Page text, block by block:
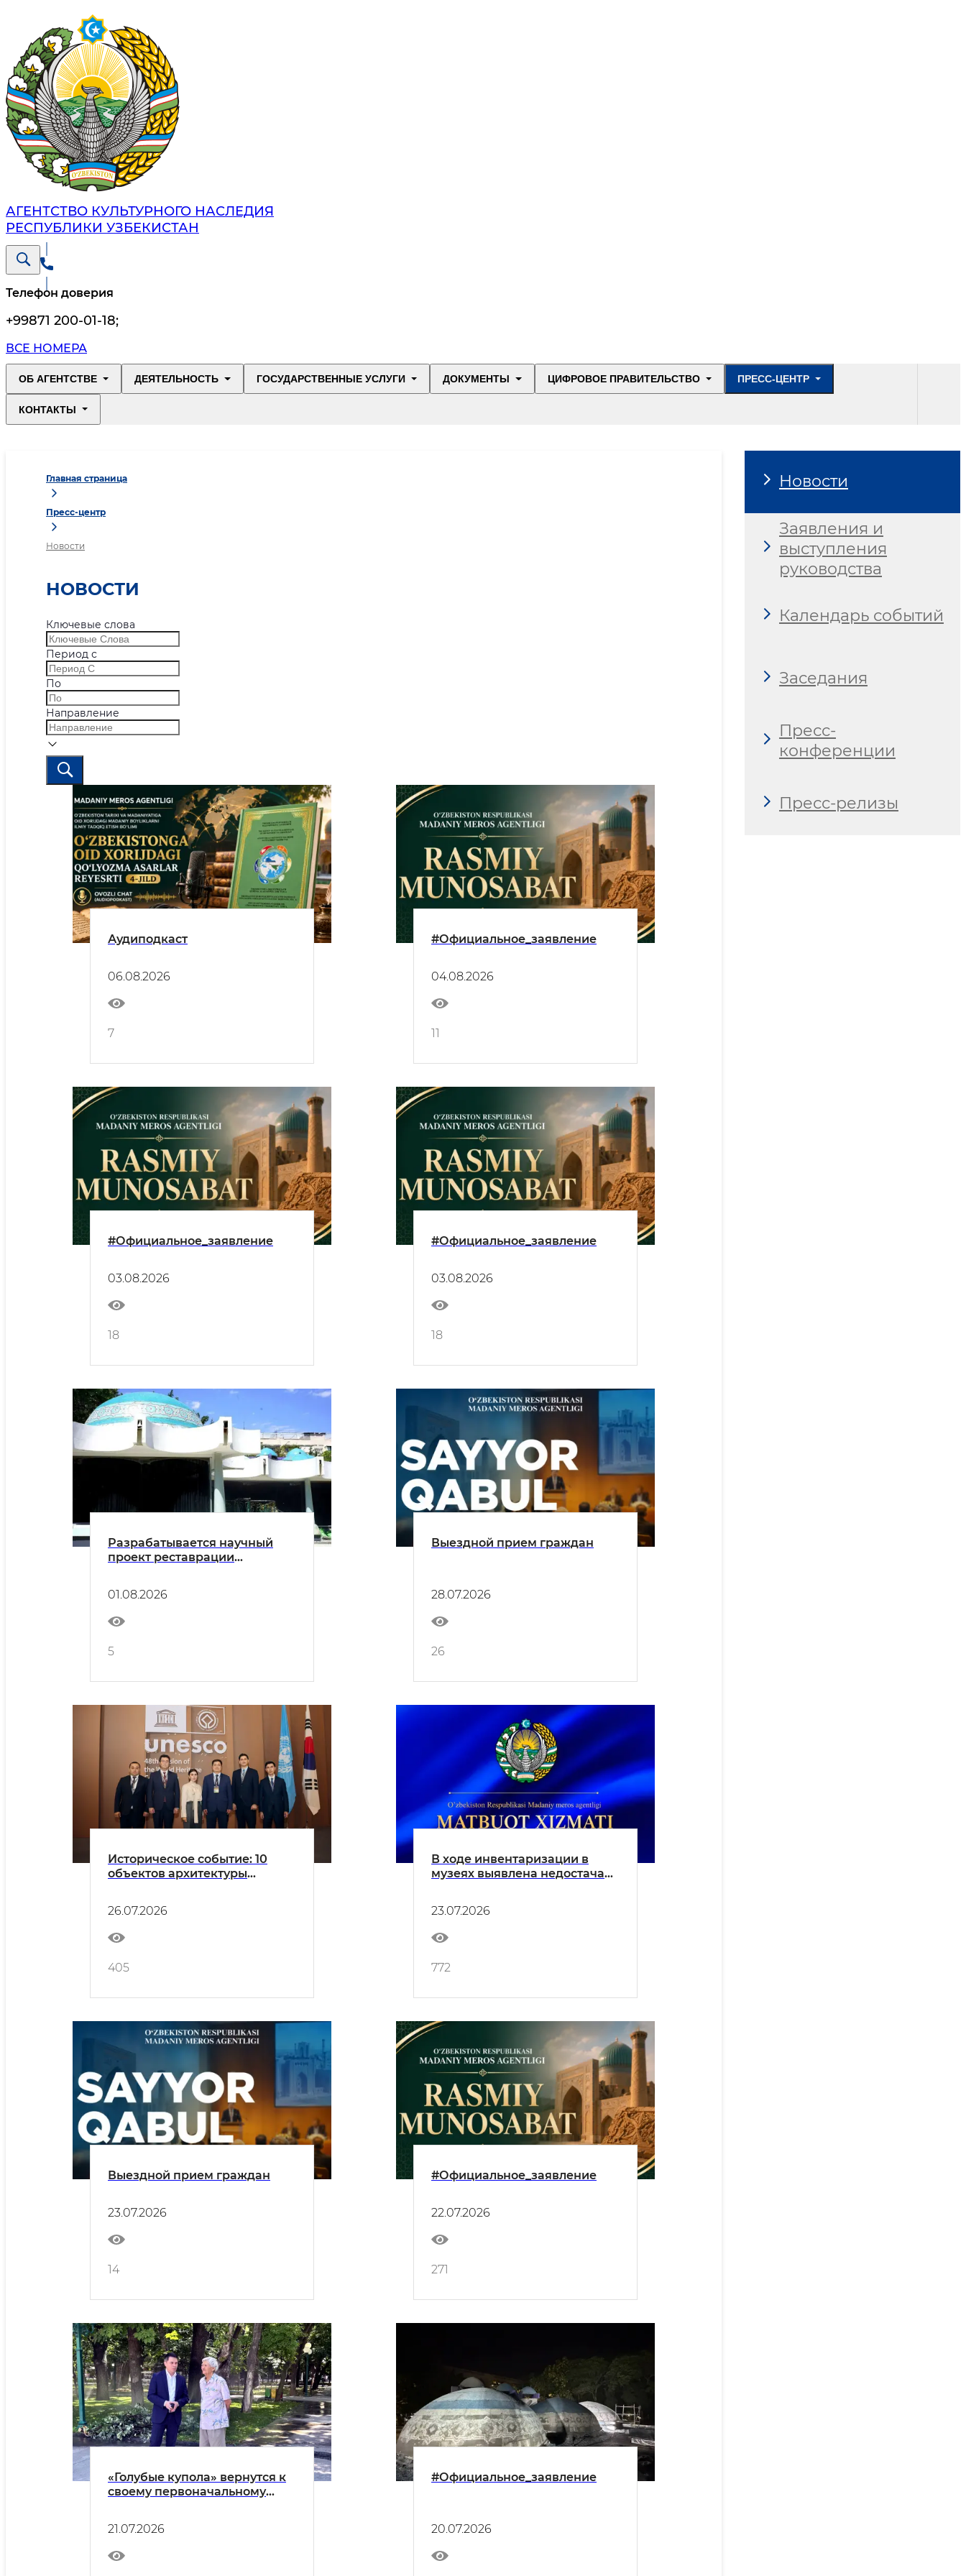
АГЕНТСТВО КУЛЬТУРНОГО НАСЛЕДИЯ
РЕСПУБЛИКИ УЗБЕКИСТАН
Телефон доверия
+99871 200-01-18;
ВСЕ НОМЕРА
ОБ АГЕНТСТВЕ ДЕЯТЕЛЬНОСТЬ ГОСУДАРСТВЕННЫЕ УСЛУГИ ДОКУМЕНТЫ ЦИФРОВОЕ ПРАВИТЕЛЬСТВО ПРЕСС-ЦЕНТР
КОНТАКТЫ
Главная страница
Пресс-центр
Новости
НОВОСТИ
Ключевые слова
Период с
По
Направление
Аудиподкаст
06.08.2026
7
#Официальное_заявление
04.08.2026
11
#Официальное_заявление
03.08.2026
18
#Официальное_заявление
03.08.2026
18
Разрабатывается научный
проект реставрации
01.08.2026
5
Выездной прием граждан
28.07.2026
26
Историческое событие: 10
объектов архитектуры
всемирного наследия
ЮНЕСКО
26.07.2026
405
В ходе инвентаризации в
музеях выявлена недостача
23.07.2026
772
Выездной прием граждан
23.07.2026
14
#Официальное_заявление
22.07.2026
271
«Голубые купола» вернутся к
своему первоначальному
21.07.2026
#Официальное_заявление
20.07.2026
Новости
Заявления и
выступления
руководства
Календарь событий
Заседания
Пресс-
конференции
Пресс-релизы